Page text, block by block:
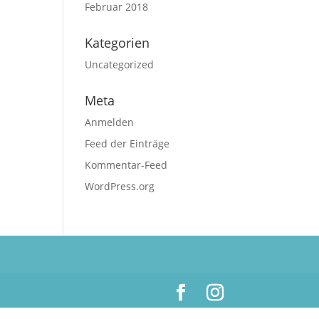
Februar 2018
Kategorien
Uncategorized
Meta
Anmelden
Feed der Einträge
Kommentar-Feed
WordPress.org